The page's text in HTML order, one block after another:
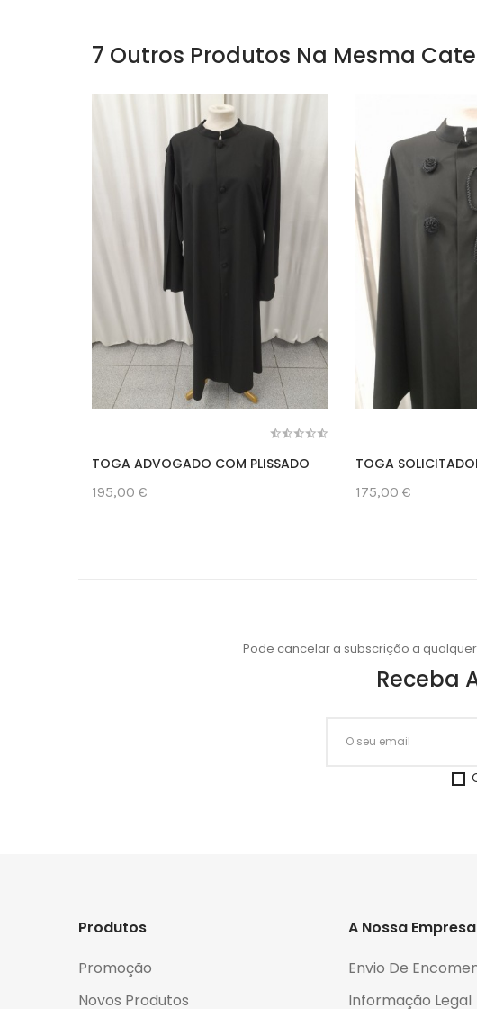
7 Outros Produtos Na Mesma
TOGA ADVOGADO COM PLISSADO
195,00 €
TOGA
175,00 €
Pode cancelar a subscrição a
Receba
Produtos
Promoção
Novos Produtos
A Nossa Empresa
Envio De
Informação Legal